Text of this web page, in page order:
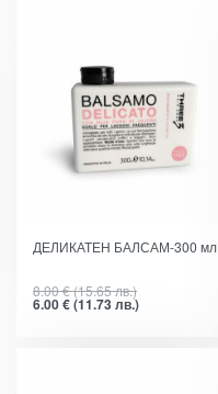
ДЕЛИКАТЕН БАЛСАМ-300 мл
8.00€(15.65 лв.)
6.00€(11.73 лв.)